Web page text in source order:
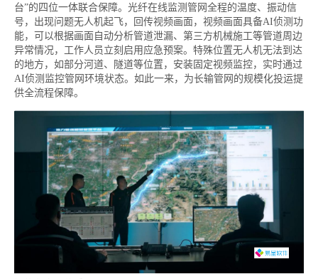
台”的四位一体联合保障。光纤在线监测管网全程的温度、振动信
号，出现问题无人机起飞，回传视频画面，视频画面具备AI侦测功
能，可以根据画面自动分析管道泄漏、第三方机械施工等管道周边
异常情况，工作人员立刻启用应急预案。特殊位置无人机无法到达
的地方，如部分河道、隧道等位置，安装固定视频监控，实时通过
AI侦测监控管网环境状态。如此一来，为长输管网的规模化投运提
供全流程保障。